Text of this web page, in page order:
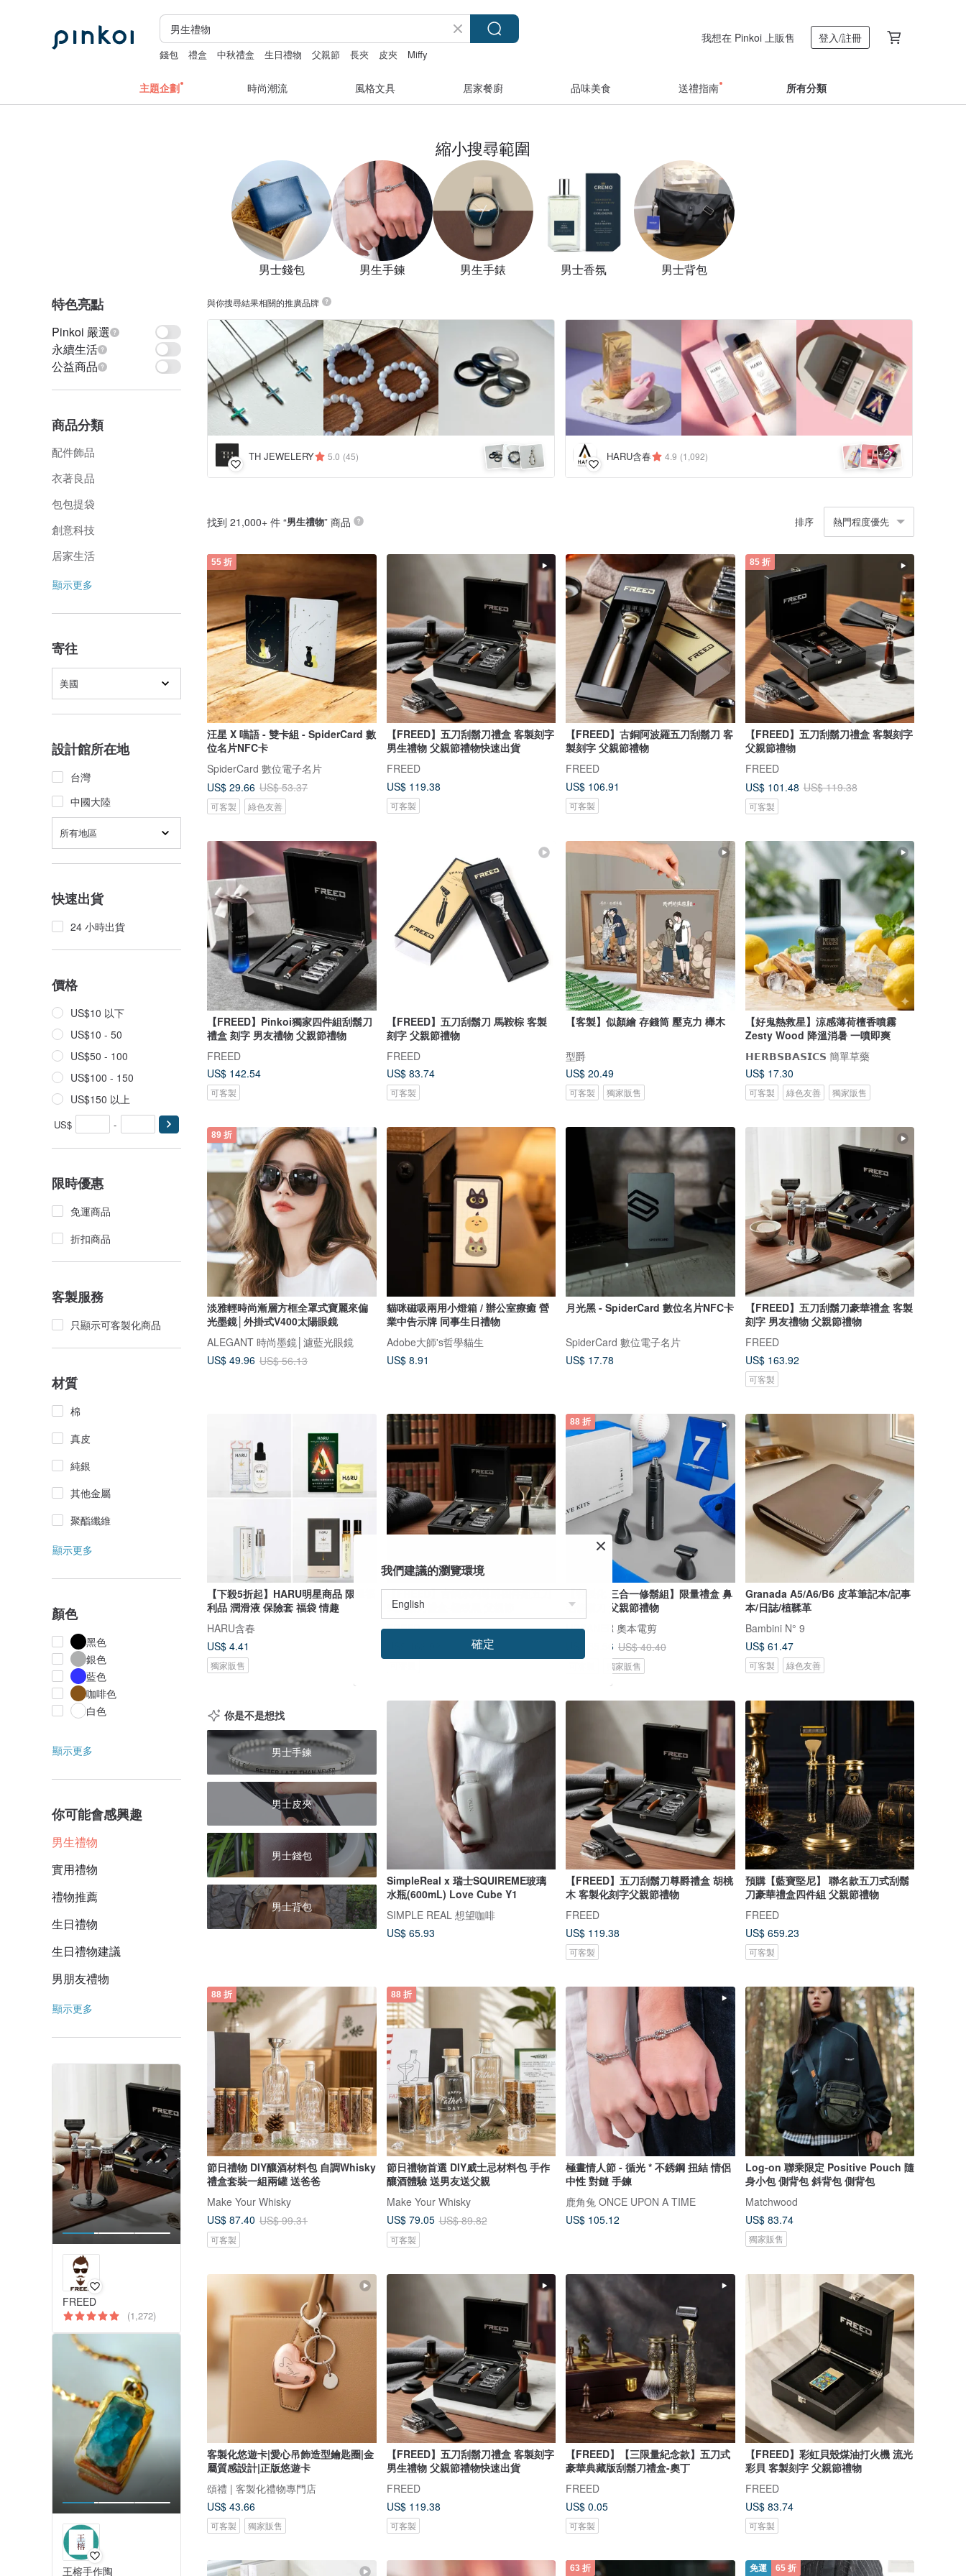
錢包 禮盒 中秋禮盒 生日禮物 父親節 長夾 皮夾 Miffy
我想在 Pinkoi 上販售 登入/註冊
主題企劃 時尚潮流 風格文具 居家餐廚 品味美食 送禮指南 所有分類
縮小搜尋範圍
男士錢包 男生手鍊 男生手錶 男士香氛 男士背包
特色亮點
Pinkoi 嚴選
永續生活
公益商品
商品分類
配件飾品
衣著良品
包包提袋
創意科技
居家生活
顯示更多
寄往
美國
設計館所在地
台灣
中國大陸
所有地區
快速出貨
24 小時出貨
價格
US$10 以下
US$10 - 50
US$50 - 100
US$100 - 150
US$150 以上
US$ -
限時優惠
免運商品
折扣商品
客製服務
只顯示可客製化商品
材質
棉
真皮
純銀
其他金屬
聚酯纖維
顯示更多
顏色
黑色
銀色
藍色
咖啡色
白色
顯示更多
你可能會感興趣
男生禮物
實用禮物
禮物推薦
生日禮物
生日禮物建議
男朋友禮物
顯示更多
FREED
(1,272)
王榕手作陶
與你搜尋結果相關的推廣品牌
TH JEWELERY 5.0 (45) HARU含春 4.9 (1,092) +2
找到 21,000+ 件 “男生禮物” 商品 排序 熱門程度優先
55 折
汪星 X 喵語 - 雙卡組 - SpiderCard 數
位名片NFC卡
SpiderCard 數位電子名片
US$ 29.66 US$ 53.37
可客製 綠色友善
【FREED】五刀刮鬍刀禮盒 客製刻字
男生禮物 父親節禮物快速出貨
FREED
US$ 119.38
可客製
【FREED】古銅阿波羅五刀刮鬍刀 客
製刻字 父親節禮物
FREED
US$ 106.91
可客製
85 折
【FREED】五刀刮鬍刀禮盒 客製刻字
父親節禮物
FREED
US$ 101.48 US$ 119.38
可客製
【FREED】Pinkoi獨家四件組刮鬍刀
禮盒 刻字 男友禮物 父親節禮物
FREED
US$ 142.54
可客製
【FREED】五刀刮鬍刀 馬鞍棕 客製
刻字 父親節禮物
FREED
US$ 83.74
可客製
【客製】似顏繪 存錢筒 壓克力 櫸木
型爵
US$ 20.49
可客製 獨家販售
【好鬼熱救星】涼感薄荷檀香噴霧
Zesty Wood 降溫消暑 一噴即爽
𝗛𝗘𝗥𝗕𝗦𝗕𝗔𝗦𝗜𝗖𝗦 簡單草藥
US$ 17.30
可客製 綠色友善 獨家販售
89 折
淡雅輕時尚漸層方框全罩式寶麗來偏
光墨鏡│外掛式V400太陽眼鏡
ALEGANT 時尚墨鏡│濾藍光眼鏡
US$ 49.96 US$ 56.13
貓咪磁吸兩用小燈箱 / 辦公室療癒 營
業中告示牌 同事生日禮物
Adobe大師's哲學貓生
US$ 8.91
月光黑 - SpiderCard 數位名片NFC卡
SpiderCard 數位電子名片
US$ 17.78
【FREED】五刀刮鬍刀豪華禮盒 客製
刻字 男友禮物 父親節禮物
FREED
US$ 163.92
可客製
【下殺5折起】HARU明星商品 限量福
利品 潤滑液 保險套 福袋 情趣
HARU含春
US$ 4.41
獨家販售
【FREED】古銅系列尊爵四件組五刀
式刮鬍刀禮盒-極致黑 父親節
FREED
88 折
【客製化 三合一修鬍組】限量禮盒 鼻
毛修鬍刀 父親節禮物
URBANER 奧本電剪
US$ 35.56 US$ 40.40
獨家販售
Granada A5/A6/B6 皮革筆記本/記事
本/日誌/植鞣革
Bambini N° 9
US$ 61.47
可客製 綠色友善
你是不是想找
男士手鍊
男士皮夾
男士錢包
男士背包
SimpleReal x 瑞士SQUIREME玻璃
水瓶(600mL) Love Cube Y1
SIMPLE REAL 想望咖啡
US$ 65.93
【FREED】五刀刮鬍刀尊爵禮盒 胡桃
木 客製化刻字父親節禮物
FREED
US$ 119.38
可客製
預購【藍寶堅尼】 聯名款五刀式刮鬍
刀豪華禮盒四件組 父親節禮物
FREED
US$ 659.23
可客製
88 折
節日禮物 DIY釀酒材料包 自調Whisky
禮盒套裝一組兩罐 送爸爸
Make Your Whisky
US$ 87.40 US$ 99.31
可客製
88 折
節日禮物首選 DIY威士忌材料包 手作
釀酒體驗 送男友送父親
Make Your Whisky
US$ 79.05 US$ 89.82
可客製
極晝情人節 - 循光 * 不銹鋼 扭結 情侶
中性 對鏈 手鍊
鹿角兔 ONCE UPON A TIME
US$ 105.12
Log-on 聯乘限定 Positive Pouch 隨
身小包 側背包 斜背包 側背包
Matchwood
US$ 83.74
獨家販售
客製化悠遊卡|愛心吊飾造型鑰匙圈|金
屬質感設計|正版悠遊卡
頌禮 | 客製化禮物專門店
US$ 43.66
可客製 獨家販售
【FREED】五刀刮鬍刀禮盒 客製刻字
男生禮物 父親節禮物快速出貨
FREED
US$ 119.38
可客製
【FREED】【三限量紀念款】五刀式
豪華典藏版刮鬍刀禮盒-奧丁
FREED
US$ 0.05
可客製
【FREED】彩虹貝殼煤油打火機 流光
彩貝 客製刻字 父親節禮物
FREED
US$ 83.74
可客製
63 折 免運 65 折
我們建議的瀏覽環境
確定